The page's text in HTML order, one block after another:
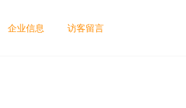
企业信息 访客留言